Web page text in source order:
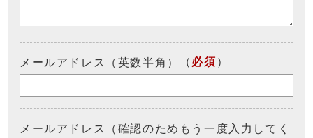
メールアドレス（英数半角） （ 必須 ）
メールアドレス（確認のためもう一度入力してく